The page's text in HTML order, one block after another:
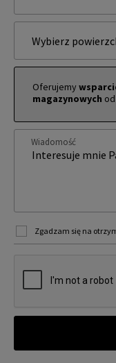
Wybierz
Oferujemy
magazynowych
Wiadomość
Zgadzam się na